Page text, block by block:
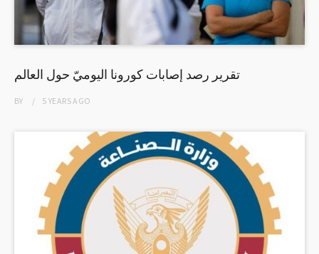
تقرير رصد إصابات كورونا اليوميّ حول العالم
BY 5 YEARSAGO